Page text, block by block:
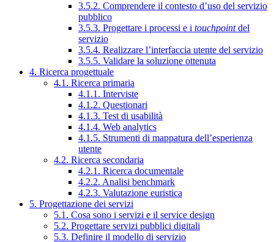
3.5.2. Comprendere il contesto d’uso del servizio
pubblico
3.5.3. Progettare i processi e i touchpointdel
servizio
3.5.4. Realizzare l’interfaccia utente del servizio
3.5.5. Validare la soluzione ottenuta
4. Ricerca progettuale
4.1. Ricerca primaria
4.1.1. Interviste
4.1.2. Questionari
4.1.3. Test di usabilità
4.1.4. Web analytics
4.1.5. Strumenti di mappatura dell’esperienza
utente
4.2. Ricerca secondaria
4.2.1. Ricerca documentale
4.2.2. Analisi benchmark
4.2.3. Valutazione euristica
5. Progettazione dei servizi
5.1. Cosa sono i servizi e il service design
5.2. Progettare servizi pubblici digitali
5.3. Definire il modello di servizio